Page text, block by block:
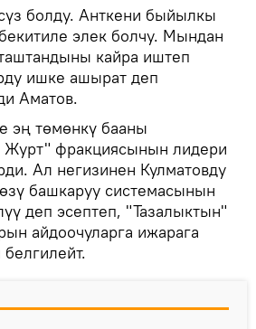
болду. Анткени быйылкы
элек болчу. Мындан
кайра иштеп
ишке ашырат деп
Аматов.
эң төмөнкү бааны
Журт" фракциясынын лидери
Ал негизинен Кулматовду
башкаруу системасынын
деп эсептеп, "Тазалыктын"
айдоочуларга ижарага